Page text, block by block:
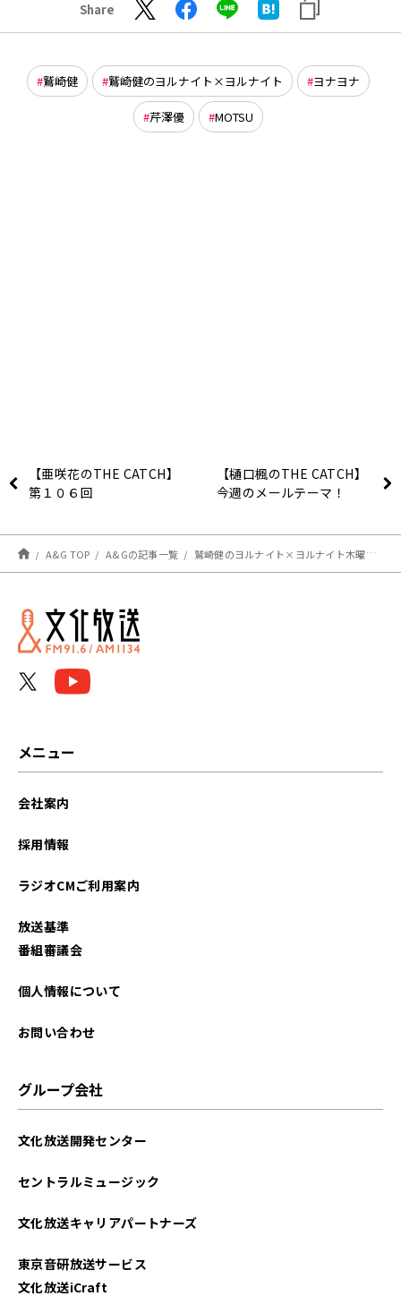
Share
鷲崎健 鷲崎健のヨルナイト×ヨルナイト ヨナヨナ
芹澤優 MOTSU
【亜咲花のTHE CATCH】
第１０６回
【樋口楓のTHE CATCH】
今週のメールテーマ！
A&G TOP A&Gの記事一覧 鷲崎健のヨルナイト×ヨルナイト木曜日！ #１０６１レポート
メニュー
会社案内
採用情報
ラジオCMご利用案内
放送基準
番組審議会
個人情報について
お問い合わせ
グループ会社
文化放送開発センター
セントラルミュージック
文化放送キャリアパートナーズ
東京音研放送サービス
文化放送iCraft